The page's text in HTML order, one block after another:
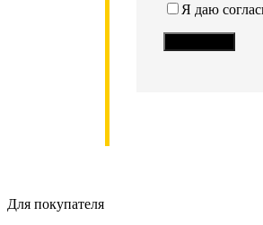
Я даю
Для покупателя